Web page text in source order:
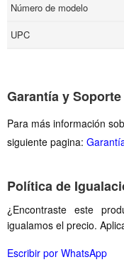
Número de modelo
UPC
Garantía y Soporte
Para más información
siguiente pagina:
Política de
¿Encontraste este
igualamos el precio.
Escribir por WhatsApp